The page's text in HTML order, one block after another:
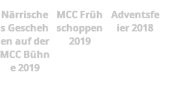
Närrische
s Gescheh
en auf der
MCC Bühn
e 2019
MCC Früh
schoppen
2019
Adventsfe
ier 2018